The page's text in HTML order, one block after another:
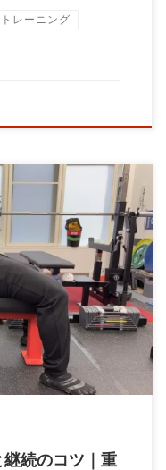
レーニング
塾の大石です！ ベンチ
続のコツ｜重